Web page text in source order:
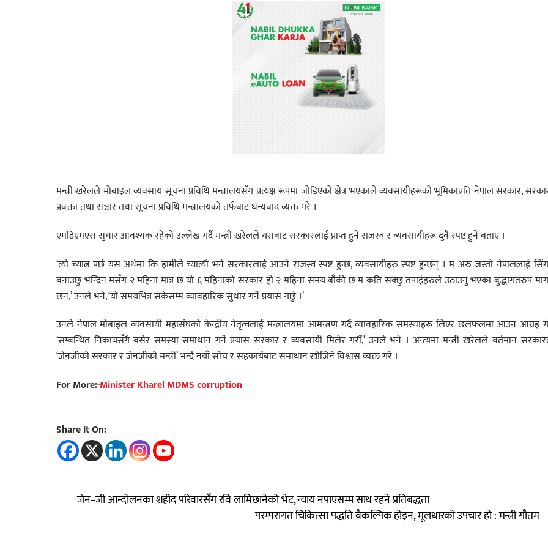
मन्त्री खरेलले मोबाइल व्यवसाय सूचना प्रविधि मन्त्रालयसँग प्रत्यक्ष रूपमा जोडिएको क्षेत्र भएकाले व्यवसायीहरूको भूमिकाप्रति नेपाल सरकार,
प्रवक्ता तथा सञ्चार तथा सूचना प्रविधि मन्त्रालयको तर्फबाट धन्यवाद व्यक्त गरे ।
एमडिएमएस सुधार आवश्यक रहेको उल्लेख गर्दै मन्त्री खरेलले यसबाट सरकारलाई प्राप्त हुने राजस्व र व्यवसायीहरू दुवै स्पष्ट हुने बताए ।
‘त्यो च्यात्न पर्छ यस अर्थमा कि हामीले च्यात्यौ भने सरकारलाई आउने राजस्व स्पष्ट हुन्छ, व्यवसायीहरु स्पष्ट हुन्छन् । म अरु जस्तो नेपाललाई
बनाउछु भन्दिन मसँग २ महिना मात्र छ यो ६ महिनाको सरकार हो २ महिना समय बाँकी छ म कति सक्छु तपाईहरुले उठाउनु भएका बुद्धागतरुप
छन,’ उनले भने, ‘यो समयभित्र सकेसम्म व्यावहारिक सुधार गर्ने प्रयास गर्छु ।’
उनले नेपाल मोबाइल व्यवसायी महासंघको केन्द्रीय नेतृत्वलाई मन्त्रालयमा आमन्त्रण गर्दै व्यावहारिक समस्याहरू लिएर छलफलमा आउन आग्रह
‘सम्बन्धित निकायसँगै बसेर समस्या समाधान गर्ने प्रयास सरकार र व्यवसायी मिलेर गरौँ,’ उनले भने । अन्त्यमा मन्त्री खरेलले वर्तमान
‘जेनजीको सरकार र जेनजीको मन्त्री’ भन्दै नयाँ सोच र सहकार्यबाट समाधान खोजिने विश्वास व्यक्त गरे ।
For More:-Minister Kharel MDMS corruption
Share It On:
जेन–जी आन्दोलनका शहीद परिवारसँग रवि लामिछानेको भेट, न्याय नपाएसम्म साथ रहने प्रतिबद्धता
परम्परागत चिकित्सा पद्धति वैकल्पिक होइन, मूलधारको उपचार हो : मन्त्री गौतम